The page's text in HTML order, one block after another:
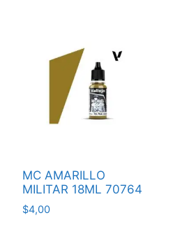
MC AMARILLO
MILITAR 18ML 70764
$4,00